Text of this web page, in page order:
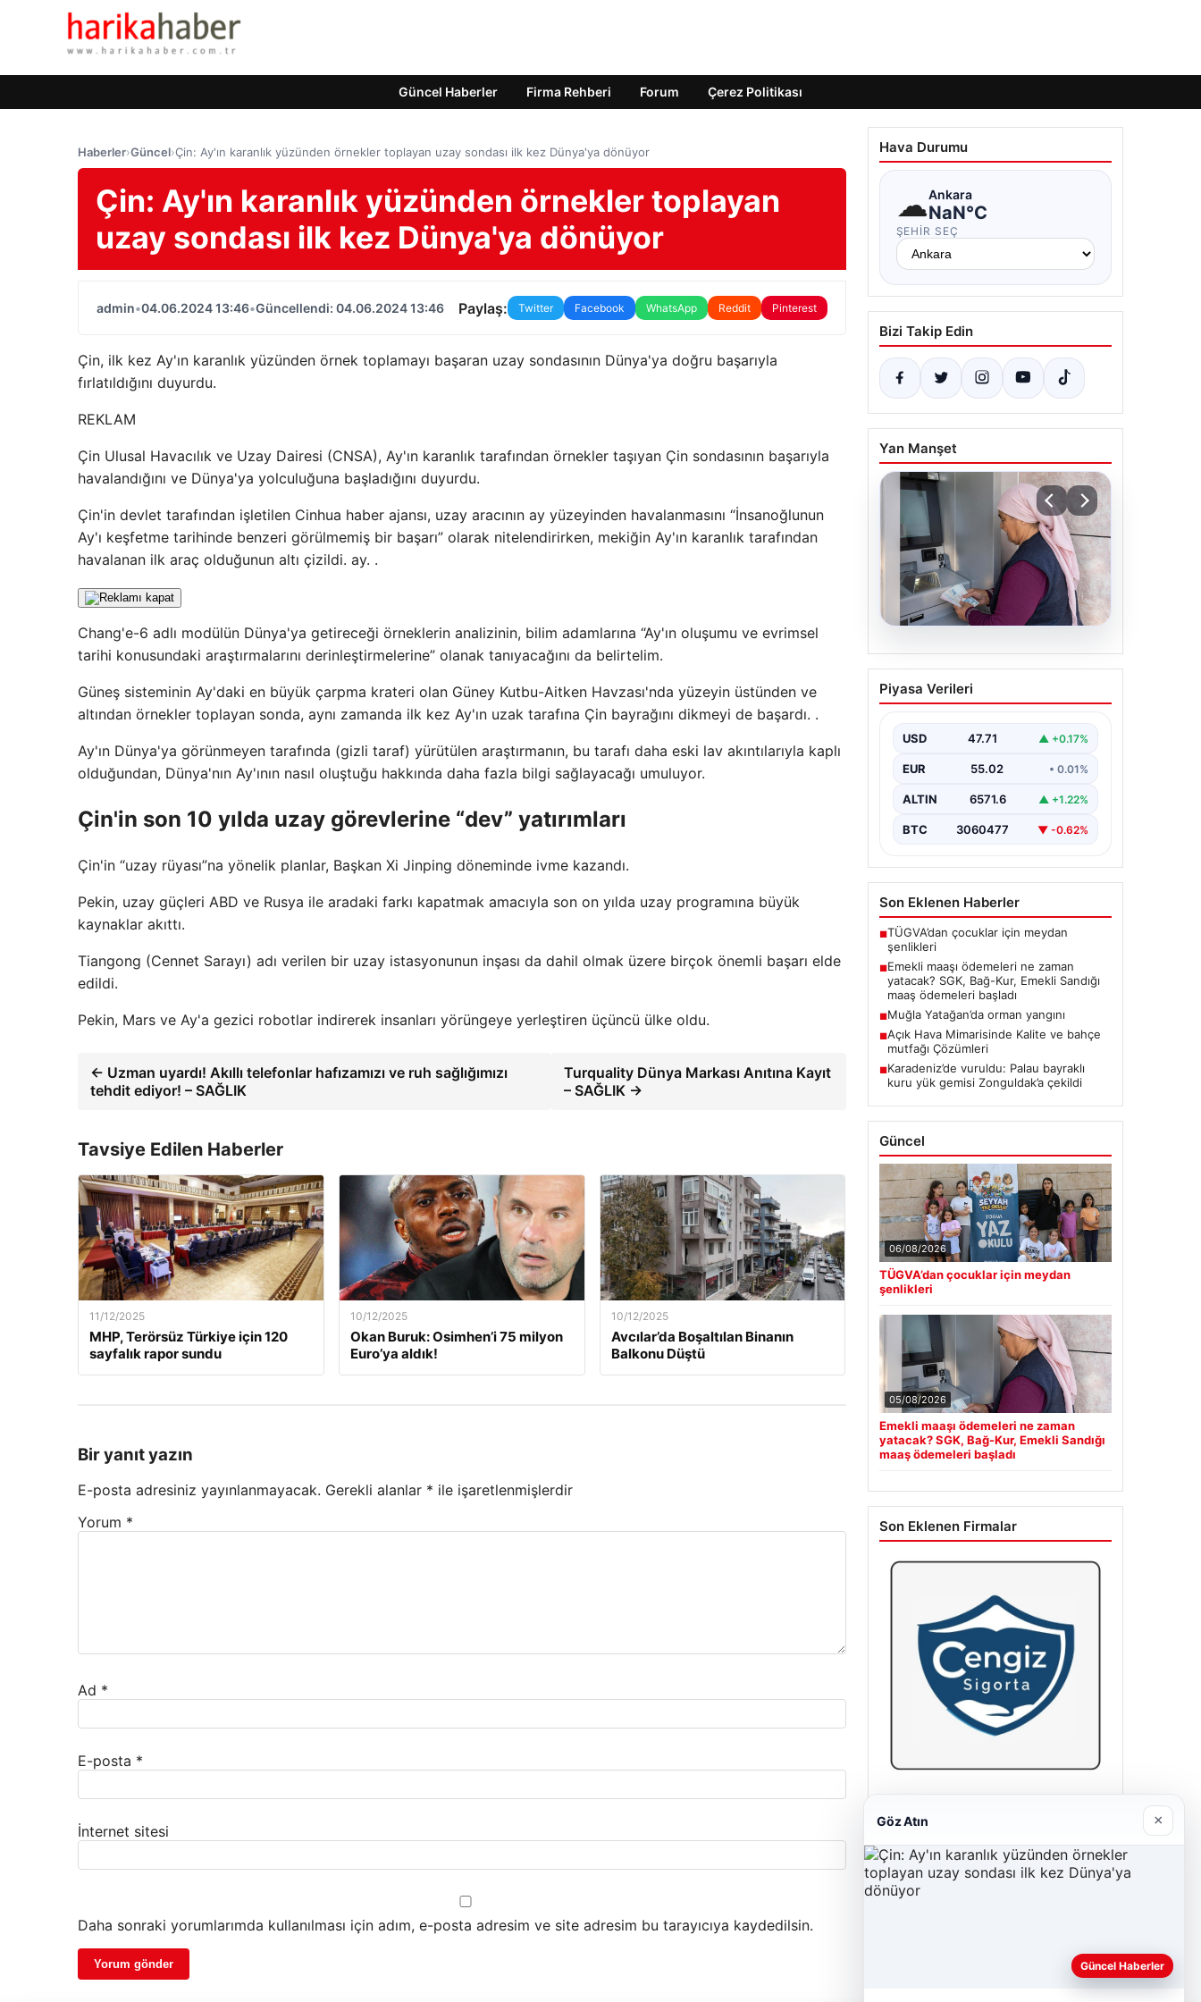
Güncel Haberler Firma Rehberi Forum Çerez Politikası
Haberler›Güncel›Çin: Ay'ın karanlık yüzünden örnekler toplayan uzay sondası ilk kez Dünya'ya dönüyor
Çin: Ay'ın karanlık yüzünden örnekler toplayan
uzay sondası ilk kez Dünya'ya dönüyor
admin•04.06.2024 13:46•Güncellendi: 04.06.2024 13:46 Paylaş: Twitter Facebook WhatsApp Reddit Pinterest
Çin, ilk kez Ay'ın karanlık yüzünden örnek toplamayı başaran uzay sondasının Dünya'ya doğru başarıyla
fırlatıldığını duyurdu.
REKLAM
Çin Ulusal Havacılık ve Uzay Dairesi (CNSA), Ay'ın karanlık tarafından örnekler taşıyan Çin sondasının başarıyla
havalandığını ve Dünya'ya yolculuğuna başladığını duyurdu.
Çin'in devlet tarafından işletilen Cinhua haber ajansı, uzay aracının ay yüzeyinden havalanmasını “İnsanoğlunun
Ay'ı keşfetme tarihinde benzeri görülmemiş bir başarı” olarak nitelendirirken, mekiğin Ay'ın karanlık tarafından
havalanan ilk araç olduğunun altı çizildi. ay. .
Chang'e-6 adlı modülün Dünya'ya getireceği örneklerin analizinin, bilim adamlarına “Ay'ın oluşumu ve evrimsel
tarihi konusundaki araştırmalarını derinleştirmelerine” olanak tanıyacağını da belirtelim.
Güneş sisteminin Ay'daki en büyük çarpma krateri olan Güney Kutbu-Aitken Havzası'nda yüzeyin üstünden ve
altından örnekler toplayan sonda, aynı zamanda ilk kez Ay'ın uzak tarafına Çin bayrağını dikmeyi de başardı. .
Ay'ın Dünya'ya görünmeyen tarafında (gizli taraf) yürütülen araştırmanın, bu tarafı daha eski lav akıntılarıyla kaplı
olduğundan, Dünya'nın Ay'ının nasıl oluştuğu hakkında daha fazla bilgi sağlayacağı umuluyor.
Çin'in son 10 yılda uzay görevlerine “dev” yatırımları
Çin'in “uzay rüyası”na yönelik planlar, Başkan Xi Jinping döneminde ivme kazandı.
Pekin, uzay güçleri ABD ve Rusya ile aradaki farkı kapatmak amacıyla son on yılda uzay programına büyük
kaynaklar akıttı.
Tiangong (Cennet Sarayı) adı verilen bir uzay istasyonunun inşası da dahil olmak üzere birçok önemli başarı elde
edildi.
Pekin, Mars ve Ay'a gezici robotlar indirerek insanları yörüngeye yerleştiren üçüncü ülke oldu.
← Uzman uyardı! Akıllı telefonlar hafızamızı ve ruh sağlığımızı
tehdit ediyor! – SAĞLIK
Turquality Dünya Markası Anıtına Kayıt
– SAĞLIK →
Tavsiye Edilen Haberler
11/12/2025
MHP, Terörsüz Türkiye için 120
sayfalık rapor sundu
10/12/2025
Okan Buruk: Osimhen’i 75 milyon
Euro’ya aldık!
10/12/2025
Avcılar’da Boşaltılan Binanın
Balkonu Düştü
Bir yanıt yazın
E-posta adresiniz yayınlanmayacak. Gerekli alanlar * ile işaretlenmişlerdir
Yorum *
Ad *
E-posta *
İnternet sitesi
Daha sonraki yorumlarımda kullanılması için adım, e-posta adresim ve site adresim bu tarayıcıya kaydedilsin.
Hava Durumu
☁Ankara
NaN°C
ŞEHIR SEÇ
Bizi Takip Edin
Yan Manşet
05.08.2026
Emekli maaşı ödemeleri
ne zaman yatacak? SGK,
maaş ödemeleri başladı
Piyasa Verileri
USD 47.71 ▲ +0.17%
EUR 55.02 • 0.01%
ALTIN 6571.6 ▲ +1.22%
BTC 3060477 ▼ -0.62%
Son Eklenen Haberler
■TÜGVA’dan çocuklar için meydan
şenlikleri
■Emekli maaşı ödemeleri ne zaman
yatacak? SGK, Bağ-Kur, Emekli Sandığı
maaş ödemeleri başladı
■Muğla Yatağan’da orman yangını
■Açık Hava Mimarisinde Kalite ve bahçe
mutfağı Çözümleri
■Karadeniz’de vuruldu: Palau bayraklı
kuru yük gemisi Zonguldak’a çekildi
Güncel
06/08/2026
TÜGVA’dan çocuklar için meydan
şenlikleri
05/08/2026
Emekli maaşı ödemeleri ne zaman
yatacak? SGK, Bağ-Kur, Emekli Sandığı
maaş ödemeleri başladı
Son Eklenen Firmalar
23/06/2026
Göz Atın ×
Güncel Haberler